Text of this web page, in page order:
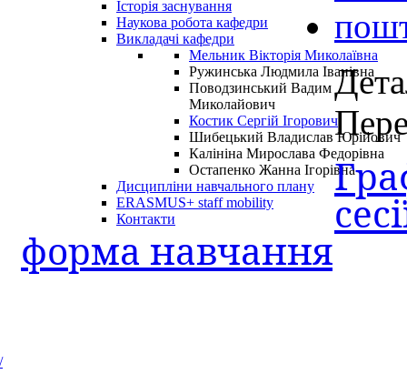
Історія заснування
Наукова робота кафедри
Викладачі кафедри
Мельник Вікторія Миколаївна
Ружинська Людмила Іванівна
Поводзинський Вадим
Миколайович
Костик Сергій Ігорович
Шибецький Владислав Юрійович
Калініна Мирослава Федорівна
Остапенко Жанна Ігорівна
Дисципліни навчального плану
ERASMUS+ staff mobility
Контакти
форма навчання